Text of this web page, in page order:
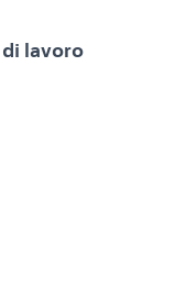
lavoro